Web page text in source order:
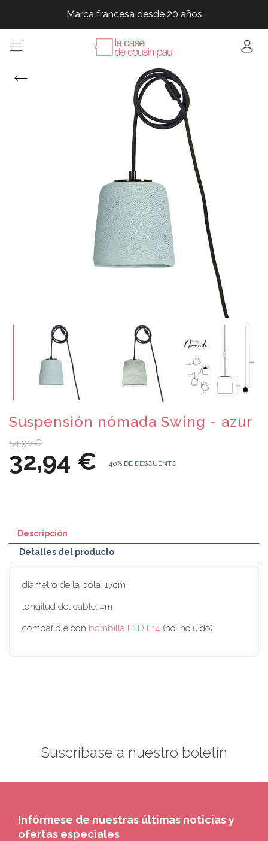
Marca francesa desde 20 años
Marca francesa desde 20 años
Marca francesa desde 20 años
Suspensión nómada Swing - azur
54,90 €
32,94 € 40% DE DESCUENTO
Descripción
Detalles del producto
diámetro de la bola: 17cm
longitud del cable: 4m
compatible con bombilla LED E14 (no incluido)
Suscríbase a nuestro boletín
Infórmese de nuestras últimas noticias y
ofertas especiales